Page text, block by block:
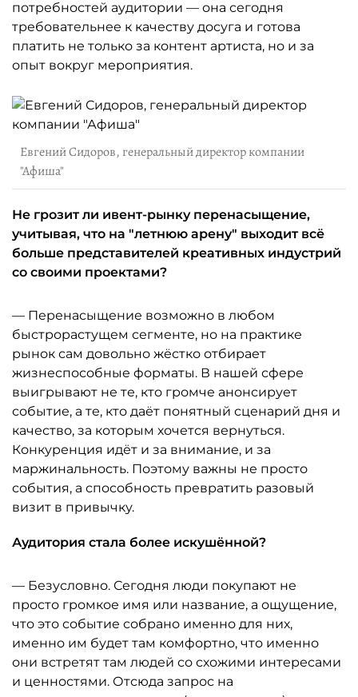
потребностей аудитории — она сегодня
требовательнее к качеству досуга и готова
платить не только за контент артиста, но и за
опыт вокруг мероприятия.
Евгений Сидоров, генеральный директор компании
"Афиша"
Не грозит ли ивент-рынку перенасыщение,
учитывая, что на "летнюю арену" выходит всё
больше представителей креативных индустрий
со своими проектами?
— Перенасыщение возможно в любом
быстрорастущем сегменте, но на практике
рынок сам довольно жёстко отбирает
жизнеспособные форматы. В нашей сфере
выигрывают не те, кто громче анонсирует
событие, а те, кто даёт понятный сценарий дня и
качество, за которым хочется вернуться.
Конкуренция идёт и за внимание, и за
маржинальность. Поэтому важны не просто
события, а способность превратить разовый
визит в привычку.
Аудитория стала более искушённой?
— Безусловно. Сегодня люди покупают не
просто громкое имя или название, а ощущение,
что это событие собрано именно для них,
именно им будет там комфортно, что именно
они встретят там людей со схожими интересами
и ценностями. Отсюда запрос на